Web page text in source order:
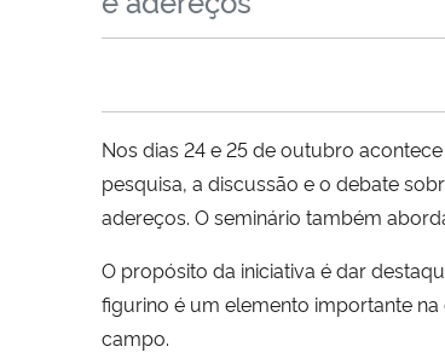
Nos dias 24 e 25 de outubro
pesquisa, a discussão e o debate
adereços. O seminário também
O propósito da iniciativa é dar
figurino é um elemento importante
campo.